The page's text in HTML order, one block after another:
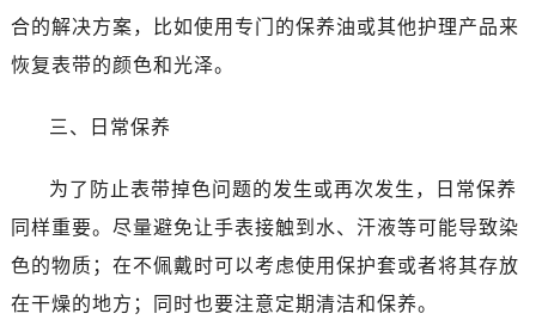
合的解决方案，比如使用专门的保养油或其他护理产品来
恢复表带的颜色和光泽。
三、日常保养
为了防止表带掉色问题的发生或再次发生，日常保养
同样重要。尽量避免让手表接触到水、汗液等可能导致染
色的物质；在不佩戴时可以考虑使用保护套或者将其存放
在干燥的地方；同时也要注意定期清洁和保养。